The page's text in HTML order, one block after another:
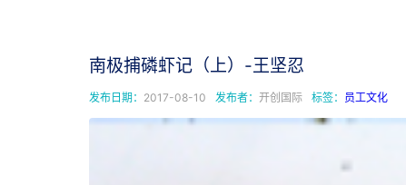
南极捕磷虾记（上）-王坚忍
发布日期： 2017-08-10 发布者： 开创国际 标签： 员工文化